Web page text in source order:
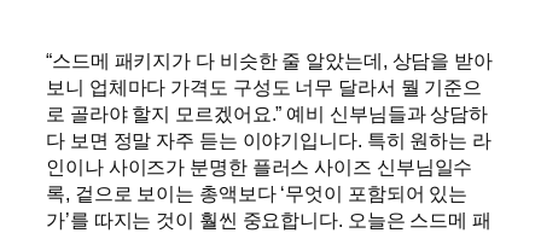
“스드메 패키지가 다 비슷한 줄 알았는데, 상담을 받아
보니 업체마다 가격도 구성도 너무 달라서 뭘 기준으
로 골라야 할지 모르겠어요.” 예비 신부님들과 상담하
다 보면 정말 자주 듣는 이야기입니다. 특히 원하는 라
인이나 사이즈가 분명한 플러스 사이즈 신부님일수
록, 겉으로 보이는 총액보다 ‘무엇이 포함되어 있는
가’를 따지는 것이 훨씬 중요합니다. 오늘은 스드메 패